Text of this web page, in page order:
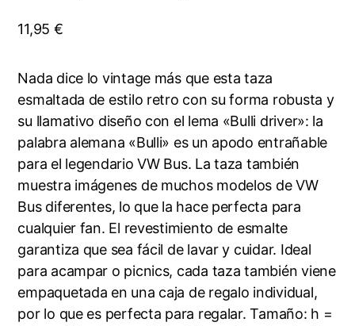
11,95 €
Nada dice lo vintage más que esta taza
esmaltada de estilo retro con su forma robusta y
su llamativo diseño con el lema «Bulli driver»: la
palabra alemana «Bulli» es un apodo entrañable
para el legendario VW Bus. La taza también
muestra imágenes de muchos modelos de VW
Bus diferentes, lo que la hace perfecta para
cualquier fan. El revestimiento de esmalte
garantiza que sea fácil de lavar y cuidar. Ideal
para acampar o picnics, cada taza también viene
empaquetada en una caja de regalo individual,
por lo que es perfecta para regalar. Tamaño: h =